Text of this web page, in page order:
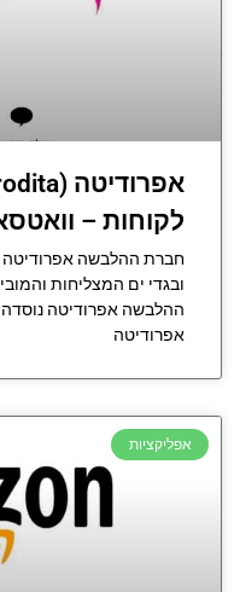
לקוחות –
חברת ההלבשה
ובגדי ים המצליחות
אפרודיטה
אפליקציות